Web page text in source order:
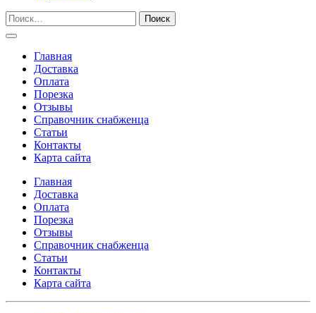
Главная
Доставка
Оплата
Порезка
Отзывы
Справочник снабженца
Статьи
Контакты
Карта сайта
Главная
Доставка
Оплата
Порезка
Отзывы
Справочник снабженца
Статьи
Контакты
Карта сайта